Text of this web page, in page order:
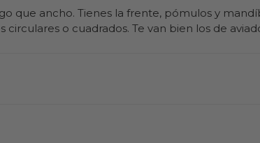
que ancho. Tienes la frente, pómulos y
o cuadrados. Te van bien los de